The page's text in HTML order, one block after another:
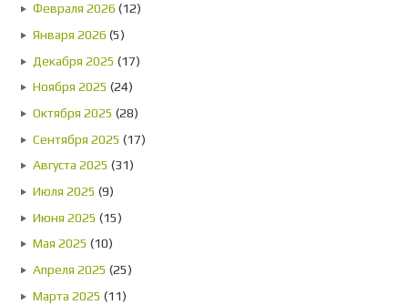
Февраля 2026 (12)
Января 2026 (5)
Декабря 2025 (17)
Ноября 2025 (24)
Октября 2025 (28)
Сентября 2025 (17)
Августа 2025 (31)
Июля 2025 (9)
Июня 2025 (15)
Мая 2025 (10)
Апреля 2025 (25)
Марта 2025 (11)